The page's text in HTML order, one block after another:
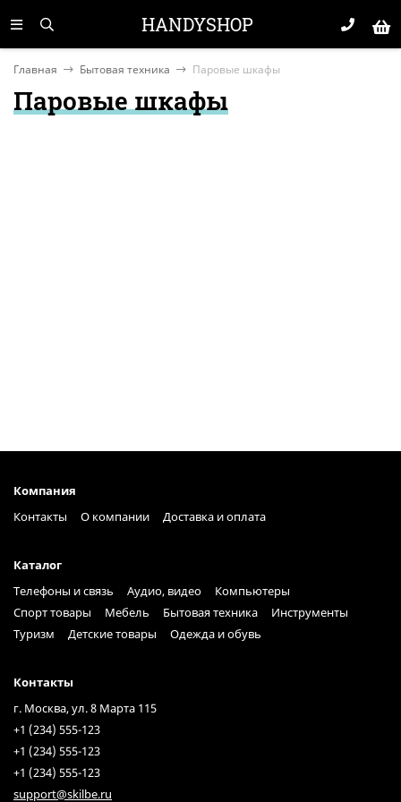
HANDYSHOP
Главная Бытовая техника Паровые шкафы
Паровые шкафы
Компания
Контакты
О компании Доставка и оплата
Каталог
Телефоны и связь
Аудио, видео
Компьютеры
Спорт товары
Мебель Бытовая техника
Инструменты
Туризм
Детские товары Одежда и обувь
Контакты
г. Москва, ул. 8 Марта 115
+1 (234) 555-123
+1 (234) 555-123
+1 (234) 555-123
support@skilbe.ru